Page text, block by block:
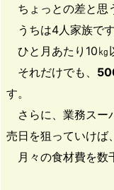
ちょっとの差と思
うちは4人家族で
ひと月あたり10㎏
それだけでも、
す。
さらに、業務スー
売日を狙っていけば、
月々の食材費を数